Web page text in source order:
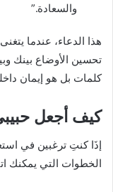
والسعادة.”
هذا الدعاء، عندما
تحسين الأوضاع بينك
كلمات بل هو إيمان
كيف أجعل
إذَا كنتِ ترغبين في
الخطوات التي يمكنك